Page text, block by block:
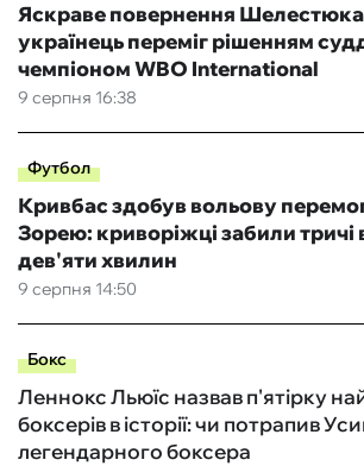
9 серпня 16:38
Яскраве повернення Шелестюка
українець переміг рішенням
чемпіоном WBO International
Футбол
9 серпня 14:50
Кривбас здобув вольову
Зорею: криворіжці забили
дев'яти хвилин
Бокс
Леннокс Льюїс назвав п'ятірку
боксерів в історії: чи потрапив
легендарного боксера